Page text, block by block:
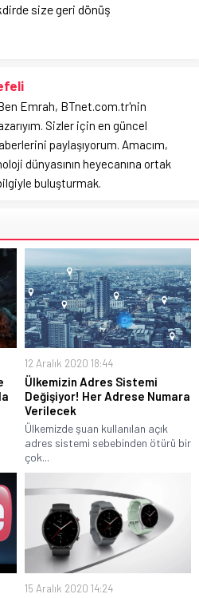
size geri dönüş
Emrah, BTnet.com.tr'nin
Sizler için en güncel
paylaşıyorum. Amacım,
dünyasının heyecanına ortak
buluşturmak.
12 Aralık 2020 18:44
Ülkemizin Adres Sistemi
Değişiyor! Her Adrese Numara
Verilecek
Ülkemizde şuan kullanılan açık
adres sistemi sebebinden ötürü bir
çok...
15 Aralık 2020 14:24